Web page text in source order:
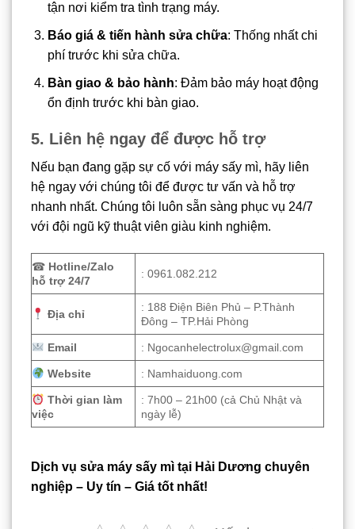
tận nơi kiểm tra tình trạng máy.
Báo giá & tiến hành sửa chữa: Thống nhất chi
phí trước khi sửa chữa.
Bàn giao & bảo hành: Đảm bảo máy hoạt động
ổn định trước khi bàn giao.
5. Liên hệ ngay để được hỗ trợ
Nếu bạn đang gặp sự cố với máy sấy mì, hãy liên
hệ ngay với chúng tôi để được tư vấn và hỗ trợ
nhanh nhất. Chúng tôi luôn sẵn sàng phục vụ 24/7
với đội ngũ kỹ thuật viên giàu kinh nghiệm.
☎ Hotline/Zalo
hỗ trợ 24/7
: 0961.082.212
Địa chỉ
: 188 Điện Biên Phủ – P.Thành
Đông – TP.Hải Phòng
Email : Ngocanhelectrolux@gmail.com
Website : Namhaiduong.com
Thời gian làm
việc
: 7h00 – 21h00 (cả Chủ Nhật và
ngày lễ)
Dịch vụ sửa máy sấy mì tại Hải Dương chuyên
nghiệp – Uy tín – Giá tốt nhất!